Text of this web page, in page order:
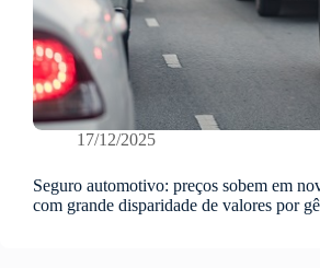
17/12/2025
Seguro automotivo: preços sobem em
com grande disparidade de valores por